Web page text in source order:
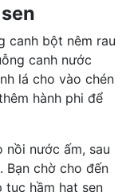
canh bột nêm rau
canh nước
lá cho vào chén
hành phi để
nồi nước ấm, sau
Bạn chờ cho đến
hầm hạt sen